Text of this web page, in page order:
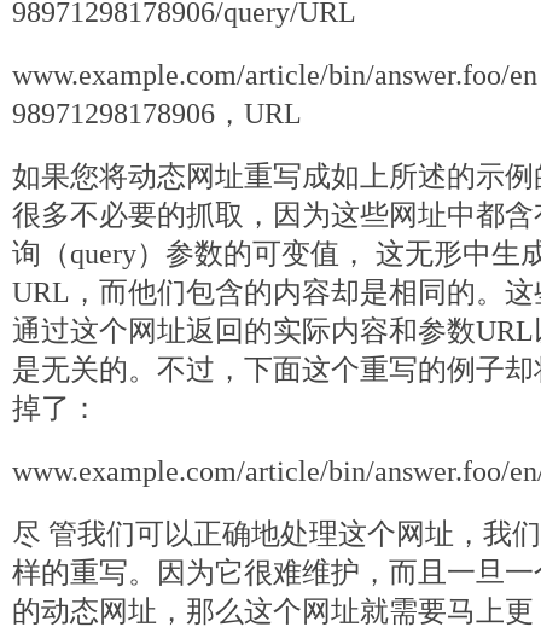
98971298178906/query/URL
www.example.com/article/bin/answer.foo/
98971298178906，URL
如果您将动态网址重写成如上所述的示
很多不必要的抓取，因为这些网址中都
询（query）参数的可变值， 这无形中生
URL，而他们包含的内容却是相同的。
通过这个网址返回的实际内容和参数URL
是无关的。不过，下面这个重写的例子
掉了：
www.example.com/article/bin/answer.foo/
尽 管我们可以正确地处理这个网址，我
样的重写。因为它很难维护，而且一旦
的动态网址，那么这个网址就需要马上